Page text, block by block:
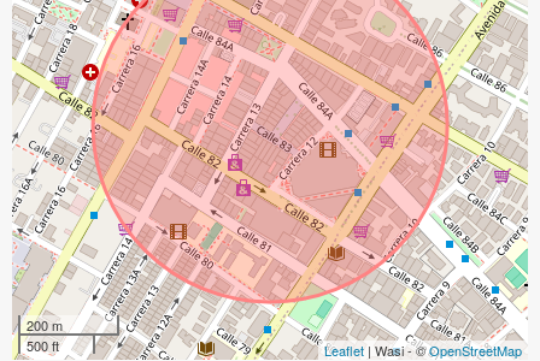
200 m
500 ft
Leaflet | Wasi - ©OpenStreetMap